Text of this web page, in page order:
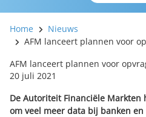
Home
Nieuws
AFM lanceert plannen voor
AFM lanceert plannen voor
20 juli 2021
De Autoriteit Financiële
om veel meer data bij banken